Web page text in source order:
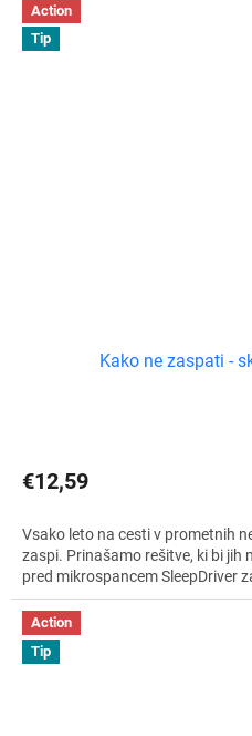
Action
Tip
Kako ne zaspati -
€12,59
Vsako leto na cesti v prometnih
zaspi. Prinašamo rešitve, ki bi jih
pred mikrospancem SleepDriver
Action
Tip